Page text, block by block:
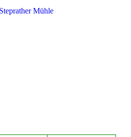
Steprather Mühle